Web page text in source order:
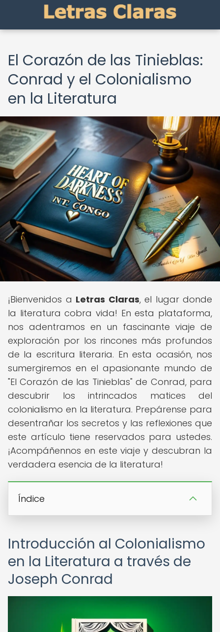
El Corazón de las Tinieblas:
Conrad y el Colonialismo
en la Literatura
¡Bienvenidos a Letras Claras, el lugar donde
la literatura cobra vida! En esta plataforma,
nos adentramos en un fascinante viaje de
exploración por los rincones más profundos
de la escritura literaria. En esta ocasión, nos
sumergiremos en el apasionante mundo de
"El Corazón de las Tinieblas" de Conrad, para
descubrir los intrincados matices del
colonialismo en la literatura. Prepárense para
desentrañar los secretos y las reflexiones que
este artículo tiene reservados para ustedes.
¡Acompáñennos en este viaje y descubran la
verdadera esencia de la literatura!
Índice
Introducción al Colonialismo
en la Literatura a través de
Joseph Conrad